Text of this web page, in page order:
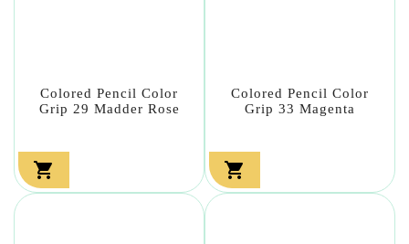
Colored Pencil Color
Grip 29 Madder Rose

Colored Pencil Color
Grip 33 Magenta
